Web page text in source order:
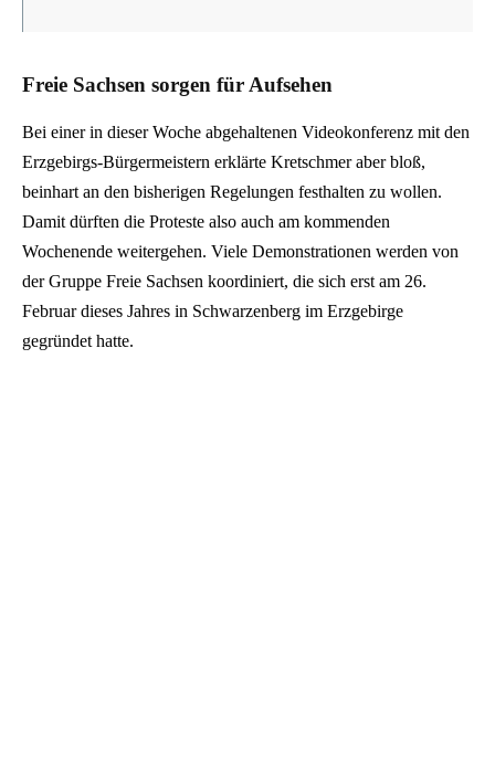
Freie Sachsen sorgen für Aufsehen
Bei einer in dieser Woche abgehaltenen Videokonferenz mit den
Erzgebirgs-Bürgermeistern erklärte Kretschmer aber bloß,
beinhart an den bisherigen Regelungen festhalten zu wollen.
Damit dürften die Proteste also auch am kommenden
Wochenende weitergehen. Viele Demonstrationen werden von
der Gruppe Freie Sachsen koordiniert, die sich erst am 26.
Februar dieses Jahres in Schwarzenberg im Erzgebirge
gegründet hatte.